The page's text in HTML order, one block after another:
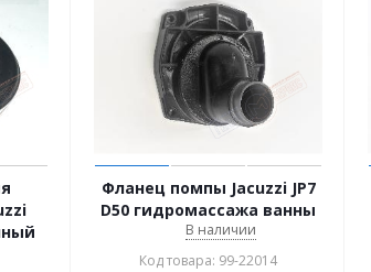
Фланец помпы Jacuzzi JP7
D50 гидромассажа ванны
В наличии
Код товара: 99-22014